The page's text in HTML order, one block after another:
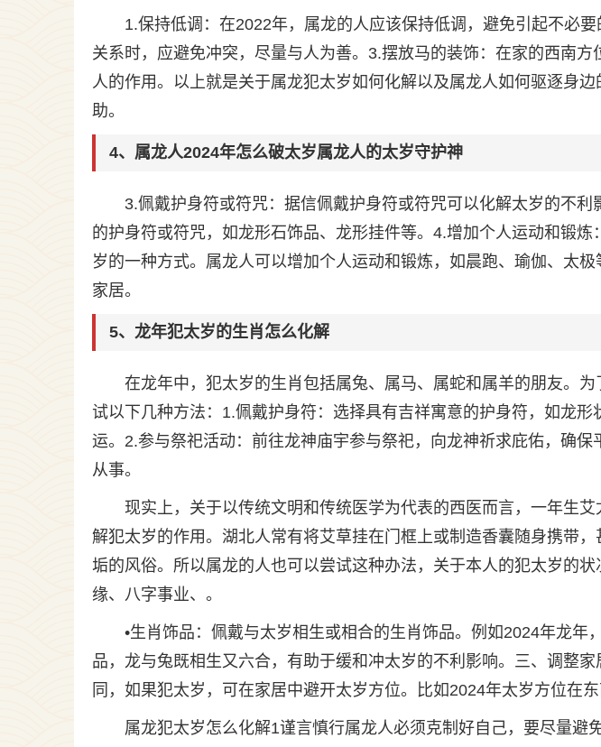
1.保持低调：在2022年，属龙的人应该保持低调，避免引起不必
关系时，应避免冲突，尽量与人为善。3.摆放马的装饰：在家的西南
人的作用。以上就是关于属龙犯太岁如何化解以及属龙人如何驱逐身
助。
4、属龙人2024年怎么破太岁属龙人的太岁守护神
3.佩戴护身符或符咒：据信佩戴护身符或符咒可以化解太岁的不
的护身符或符咒，如龙形石饰品、龙形挂件等。4.增加个人运动和锻
岁的一种方式。属龙人可以增加个人运动和锻炼，如晨跑、瑜伽、太
家居。
5、龙年犯太岁的生肖怎么化解
在龙年中，犯太岁的生肖包括属兔、属马、属蛇和属羊的朋友。
试以下几种方法：1.佩戴护身符：选择具有吉祥寓意的护身符，如龙
运。2.参与祭祀活动：前往龙神庙宇参与祭祀，向龙神祈求庇佑，确
从事。
现实上，关于以传统文明和传统医学为代表的西医而言，一年生
解犯太岁的作用。湖北人常有将艾草挂在门框上或制造香囊随身携带
垢的风俗。所以属龙的人也可以尝试这种办法，关于本人的犯太岁的
缘、八字事业、。
•生肖饰品：佩戴与太岁相生或相合的生肖饰品。例如2024年龙年
品，龙与兔既相生又六合，有助于缓和冲太岁的不利影响。三、调整
同，如果犯太岁，可在家居中避开太岁方位。比如2024年太岁方位在
属龙犯太岁怎么化解1谨言慎行属龙人必须克制好自己，要尽量避